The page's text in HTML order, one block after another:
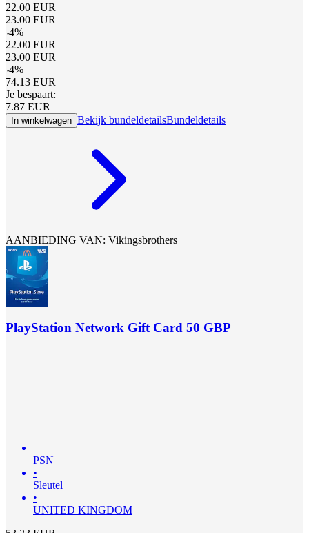
22.00 EUR
23.00 EUR
-4%
22.00 EUR
23.00 EUR
-4%
74.13 EUR
Je bespaart:
7.87 EUR
In winkelwagen Bekijk bundeldetailsBundeldetails
AANBIEDING VAN: Vikingsbrothers
PlayStation Network Gift Card 50 GBP
PSN
•
Sleutel
•
UNITED KINGDOM